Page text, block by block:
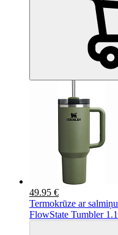
49.95 €
Termokrūze ar
FlowState Tumbler